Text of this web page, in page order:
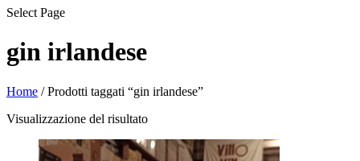
Select Page
gin irlandese
Home / Prodotti taggati “gin irlandese”
Visualizzazione del risultato